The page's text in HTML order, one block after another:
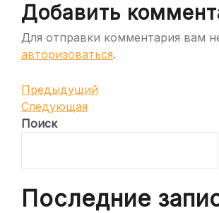
Добавить
Для отправки комментария вам
авторизоваться.
Навигация
по
записям
Предыдущая
запись
Предыдущий
Следующая
запись
Следующая
Поиск
Последние